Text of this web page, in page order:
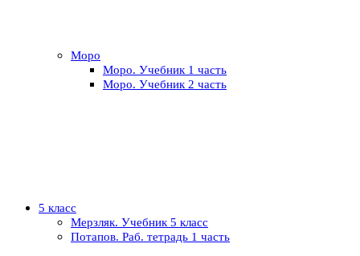
Моро
Моро. Учебник 1 часть
Моро. Учебник 2 часть
5 класс
Мерзляк. Учебник 5 класс
Потапов. Раб. тетрадь 1 часть